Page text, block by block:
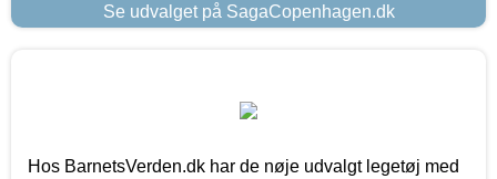
Se udvalget på SagaCopenhagen.dk
Hos BarnetsVerden.dk har de nøje udvalgt legetøj med